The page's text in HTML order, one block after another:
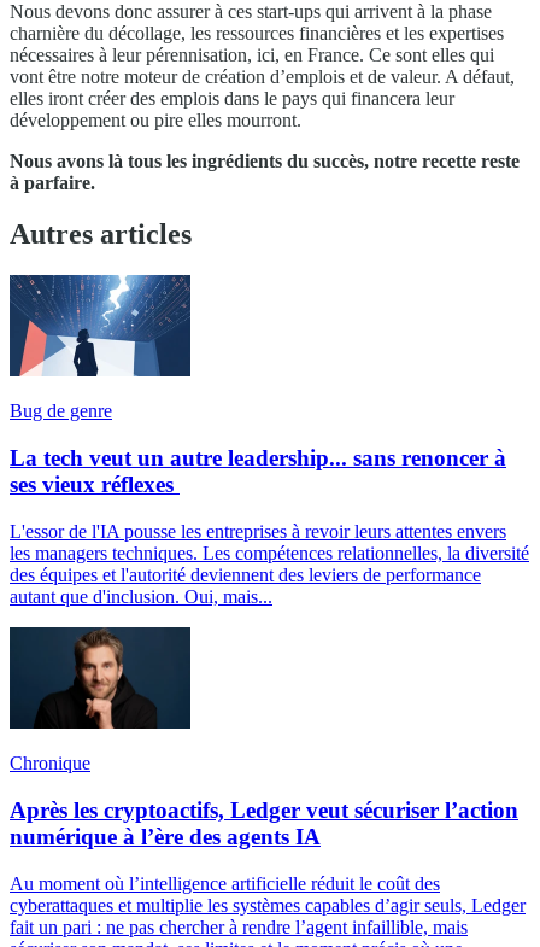
Nous devons donc assurer à ces start-ups qui arrivent à la phase
charnière du décollage, les ressources financières et les expertises
nécessaires à leur pérennisation, ici, en France. Ce sont elles qui
vont être notre moteur de création d’emplois et de valeur. A défaut,
elles iront créer des emplois dans le pays qui financera leur
développement ou pire elles mourront.
Nous avons là tous les ingrédients du succès, notre recette reste
à parfaire.
Autres articles
Bug de genre
La tech veut un autre leadership... sans renoncer à
ses vieux réflexes
L'essor de l'IA pousse les entreprises à revoir leurs attentes envers
les managers techniques. Les compétences relationnelles, la diversité
des équipes et l'autorité deviennent des leviers de performance
autant que d'inclusion. Oui, mais...
Chronique
Après les cryptoactifs, Ledger veut sécuriser l’action
numérique à l’ère des agents IA
Au moment où l’intelligence artificielle réduit le coût des
cyberattaques et multiplie les systèmes capables d’agir seuls, Ledger
fait un pari : ne pas chercher à rendre l’agent infaillible, mais